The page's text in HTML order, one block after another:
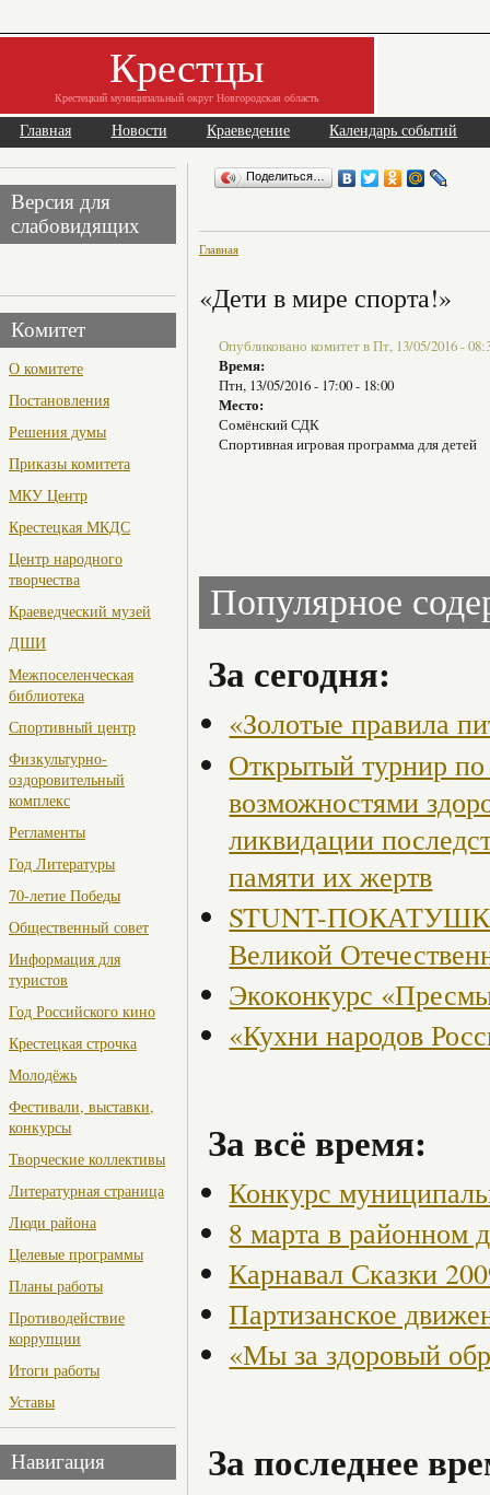
Крестцы
Крестецкий муниципальный округ Новгородская область
Главная Новости Краеведение Календарь событий
Версия для
слабовидящих
Комитет
О комитете
Постановления
Решения думы
Приказы комитета
МКУ Центр
Крестецкая МКДС
Центр народного
творчества
Краеведческий музей
ДШИ
Межпоселенческая
библиотека
Спортивный центр
Физкультурно-
оздоровительный
комплекс
Регламенты
Год Литературы
70-летие Победы
Общественный совет
Информация для
туристов
Год Российского кино
Крестецкая строчка
Молодёжь
Фестивали, выставки,
конкурсы
Творческие коллективы
Литературная страница
Люди района
Целевые программы
Планы работы
Противодействие
коррупции
Итоги работы
Уставы
Навигация
Поделиться…
Главная
«Дети в мире спорта!»
Опубликовано комитет в Пт, 13/05/2016 -
Время:
Птн, 13/05/2016 - 17:00- 18:00
Место:
Сомёнский СДК
Спортивная игровая программа для детей
Популярное
За сегодня:
«Золотые правила
Открытый турнир
возможностями
ликвидации
памяти их жертв
STUNT-
Великой
Экоконкурс
«Кухни народов
За всё время:
Конкурс
8 марта в районном
Карнавал Сказки
Партизанское
«Мы за здоровый
За последнее